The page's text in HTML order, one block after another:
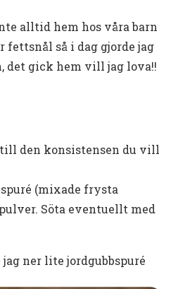
alltid hem hos våra barn
fettsnål så i dag gjorde jag
det gick hem vill jag lova!!
den konsistensen du vill
(mixade frysta
Söta eventuellt med
ner lite jordgubbspuré